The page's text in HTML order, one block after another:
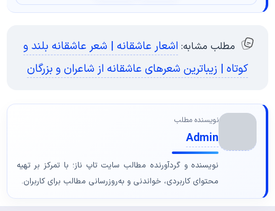
مطلب مشابه:اشعار عاشقانه | شعر عاشقانه بلند و
کوتاه | زیباترین شعرهای عاشقانه از شاعران و بزرگان
نویسنده مطلب
Admin
نویسنده و گردآورنده مطالب سایت تاپ ناز؛ با تمرکز بر تهیه
محتوای کاربردی، خواندنی و به‌روزرسانی مطالب برای کاربران.